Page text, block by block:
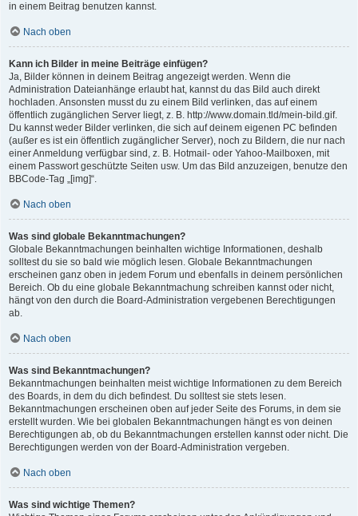
in einem Beitrag benutzen kannst.
Nach oben
Kann ich Bilder in meine Beiträge einfügen?
Ja, Bilder können in deinem Beitrag angezeigt werden. Wenn die
Administration Dateianhänge erlaubt hat, kannst du das Bild auch direkt
hochladen. Ansonsten musst du zu einem Bild verlinken, das auf einem
öffentlich zugänglichen Server liegt, z. B. http://www.domain.tld/mein-bild.gif.
Du kannst weder Bilder verlinken, die sich auf deinem eigenen PC befinden
(außer es ist ein öffentlich zugänglicher Server), noch zu Bildern, die nur nach
einer Anmeldung verfügbar sind, z. B. Hotmail- oder Yahoo-Mailboxen, mit
einem Passwort geschützte Seiten usw. Um das Bild anzuzeigen, benutze den
BBCode-Tag „[img]“.
Nach oben
Was sind globale Bekanntmachungen?
Globale Bekanntmachungen beinhalten wichtige Informationen, deshalb
solltest du sie so bald wie möglich lesen. Globale Bekanntmachungen
erscheinen ganz oben in jedem Forum und ebenfalls in deinem persönlichen
Bereich. Ob du eine globale Bekanntmachung schreiben kannst oder nicht,
hängt von den durch die Board-Administration vergebenen Berechtigungen
ab.
Nach oben
Was sind Bekanntmachungen?
Bekanntmachungen beinhalten meist wichtige Informationen zu dem Bereich
des Boards, in dem du dich befindest. Du solltest sie stets lesen.
Bekanntmachungen erscheinen oben auf jeder Seite des Forums, in dem sie
erstellt wurden. Wie bei globalen Bekanntmachungen hängt es von deinen
Berechtigungen ab, ob du Bekanntmachungen erstellen kannst oder nicht. Die
Berechtigungen werden von der Board-Administration vergeben.
Nach oben
Was sind wichtige Themen?